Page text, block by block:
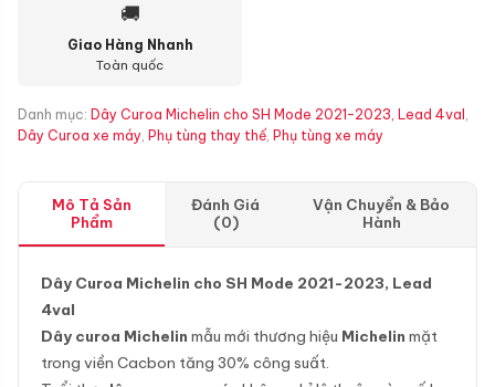
🚚
Giao Hàng Nhanh
Toàn quốc
Danh mục: Dây Curoa Michelin cho SH Mode 2021-2023, Lead 4val ,
Dây Curoa xe máy, Phụ tùng thay thế, Phụ tùng xe máy
Mô Tả Sản
Phẩm
Đánh Giá
(0)
Vận Chuyển & Bảo
Hành
Dây Curoa Michelin cho SH Mode 2021-2023, Lead
4val
Dây curoa Michelin mẫu mới thương hiệu Michelin mặt
trong viền Cacbon tăng 30% công suất.